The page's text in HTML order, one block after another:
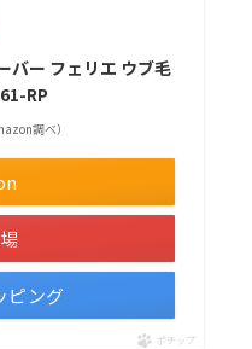
バー フェリエ ウブ毛
RP
調べ）
ピング
ポチップ